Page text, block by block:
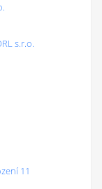
s.r.o.
11